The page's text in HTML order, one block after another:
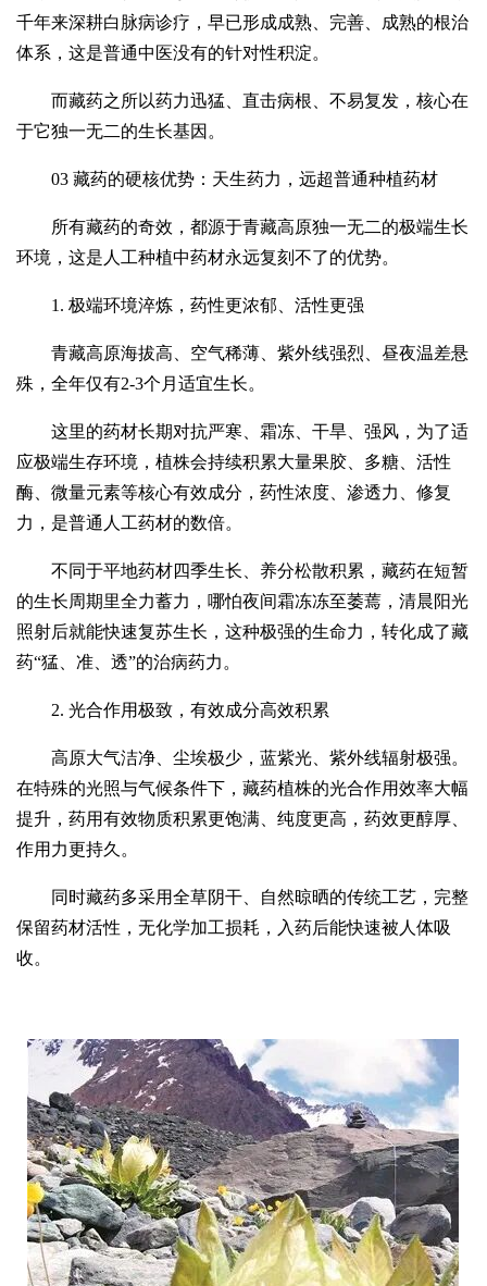
千年来深耕白脉病诊疗，早已形成成熟、完善、成熟的根治
体系，这是普通中医没有的针对性积淀。
而藏药之所以药力迅猛、直击病根、不易复发，核心在
于它独一无二的生长基因。
03 藏药的硬核优势：天生药力，远超普通种植药材
所有藏药的奇效，都源于青藏高原独一无二的极端生长
环境，这是人工种植中药材永远复刻不了的优势。
1. 极端环境淬炼，药性更浓郁、活性更强
青藏高原海拔高、空气稀薄、紫外线强烈、昼夜温差悬
殊，全年仅有2-3个月适宜生长。
这里的药材长期对抗严寒、霜冻、干旱、强风，为了适
应极端生存环境，植株会持续积累大量果胶、多糖、活性
酶、微量元素等核心有效成分，药性浓度、渗透力、修复
力，是普通人工药材的数倍。
不同于平地药材四季生长、养分松散积累，藏药在短暂
的生长周期里全力蓄力，哪怕夜间霜冻冻至萎蔫，清晨阳光
照射后就能快速复苏生长，这种极强的生命力，转化成了藏
药“猛、准、透”的治病药力。
2. 光合作用极致，有效成分高效积累
高原大气洁净、尘埃极少，蓝紫光、紫外线辐射极强。
在特殊的光照与气候条件下，藏药植株的光合作用效率大幅
提升，药用有效物质积累更饱满、纯度更高，药效更醇厚、
作用力更持久。
同时藏药多采用全草阴干、自然晾晒的传统工艺，完整
保留药材活性，无化学加工损耗，入药后能快速被人体吸
收。